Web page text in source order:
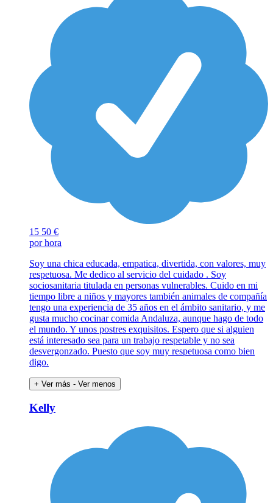
15 50 €
por hora
Soy una chica educada, empatica, divertida, con valores, muy
respetuosa. Me dedico al servicio del cuidado . Soy
sociosanitaria titulada en personas vulnerables. Cuido en mi
tiempo libre a niños y mayores también animales de compañía
tengo una experiencia de 35 años en el ámbito sanitario, y me
gusta mucho cocinar comida Andaluza, aunque hago de todo
el mundo. Y unos postres exquisitos. Espero que si alguien
está interesado sea para un trabajo respetable y no sea
desvergonzado. Puesto que soy muy respetuosa como bien
digo.
+ Ver más - Ver menos
Kelly